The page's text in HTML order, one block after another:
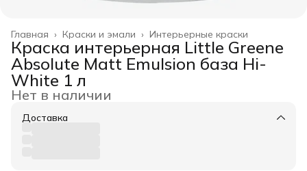
Интерьерные краски
Краски и эмали ›
Главная ›
Краска интерьерная Little Greene
Absolute Matt Emulsion база Hi-
White 1 л
Нет в наличии
Доставка